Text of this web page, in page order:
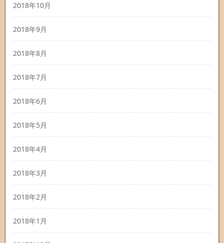
2018年10月
2018年9月
2018年8月
2018年7月
2018年6月
2018年5月
2018年4月
2018年3月
2018年2月
2018年1月